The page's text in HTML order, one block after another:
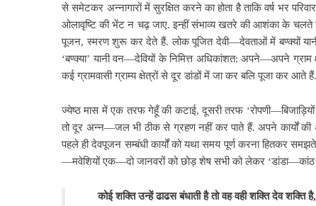
से समेटकर अन्नागारों में सुरक्षित करने का होता है ताकि वर्ष भर
ओलावृष्टि की भेंट न चढ़ जाए. इन्हीं संभाव्य खतरे की आशंका के चलते
पूजन, स्मरण शुरू कर देते हैं. लोक पूजित देवी—देवताओं में बण्क्यों
‘बण्क्या’ यानी वन—देवियों के निमित्त अधिकांशत: अपने—अपने
कई ग्रामवासी ग्राम्य क्षेत्रों से दूर डांडों में जा कर बलि पूजा कर आते हैं.
ज्येष्ठ मास में एक तरफ गेहूँ की कटाई, दूसरी तरफ
तो दूर अन्न—जल भी ठीक से ग्रहण नहीं कर पाते हैं. अपने कार्यों की
पहले ही देवपूजन सम्बंधी कार्यों को यथा समय पूर्ण करना हितकर
—मवेशियों एक—दो जानवरों को छोड़ शेष सभी को लेकर ‘डांडा—कांठ’
कोई शक्ति उन्हें ढाढस बंधाती है तो वह वही शक्ति देव शक्ति